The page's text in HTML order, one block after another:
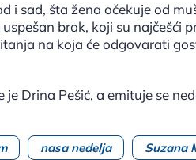
i sad, šta žena očekuje od
brak, koji su najčešći
na koja će odgovarati
Drina Pešić, a emituje se
nasa nedelja Suzana